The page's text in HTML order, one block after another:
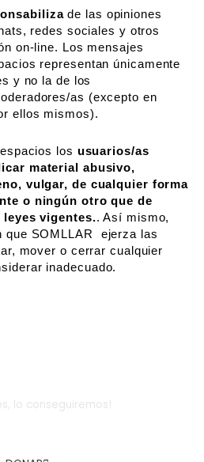
de las opiniones
redes sociales y otros
on-line. Los mensajes
representan únicamente
y no la de los
as (excepto en
ellos mismos).
los usuarios/as
material abusivo,
vulgar, de cualquier forma
o ningún otro que de
vigentes.. Así mismo,
que SOMLLAR ejerza las
mover o cerrar cualquier
inadecuado.
lo conseguiremos!